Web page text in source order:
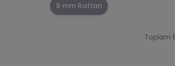
8 mm Rattan
Toplam